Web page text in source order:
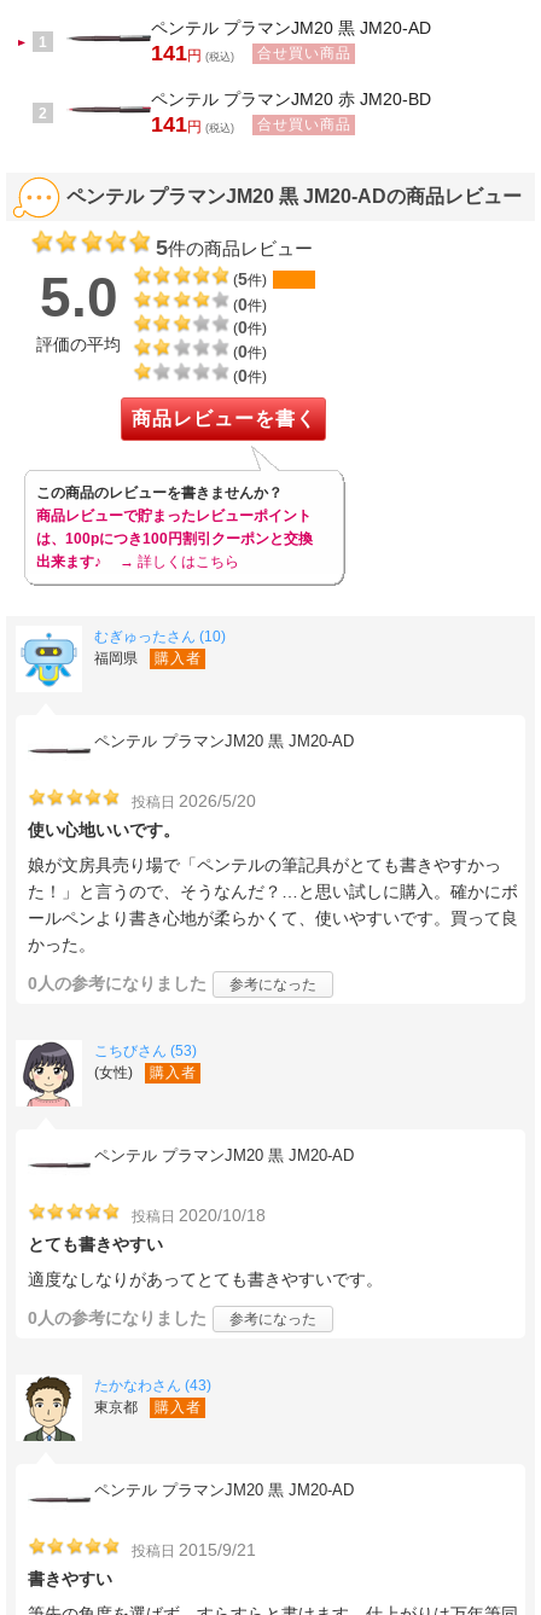
1
ペンテル プラマンJM20 黒 JM20-AD
141円 (税込) 合せ買い商品
2
ペンテル プラマンJM20 赤 JM20-BD
141円 (税込) 合せ買い商品
ペンテル プラマンJM20 黒 JM20-ADの商品レビュー
5件の商品レビュー
5.0
評価の平均
(5件)
(0件)
(0件)
(0件)
(0件)
商品レビューを書く
この商品のレビューを書きませんか？
商品レビューで貯まったレビューポイント
は、100pにつき100円割引クーポンと交換
出来ます♪
→ 詳しくはこちら
むぎゅったさん (10)
福岡県
購入者
ペンテル プラマンJM20 黒 JM20-AD
投稿日 2026/5/20
使い心地いいです。
娘が文房具売り場で「ペンテルの筆記具がとても書きやすかっ
た！」と言うので、そうなんだ？…と思い試しに購入。確かにボ
ールペンより書き心地が柔らかくて、使いやすいです。買って良
かった。
0人の参考になりました 参考になった
こちびさん (53)
(女性)
購入者
ペンテル プラマンJM20 黒 JM20-AD
投稿日 2020/10/18
とても書きやすい
適度なしなりがあってとても書きやすいです。
0人の参考になりました 参考になった
たかなわさん (43)
東京都
購入者
ペンテル プラマンJM20 黒 JM20-AD
投稿日 2015/9/21
書きやすい